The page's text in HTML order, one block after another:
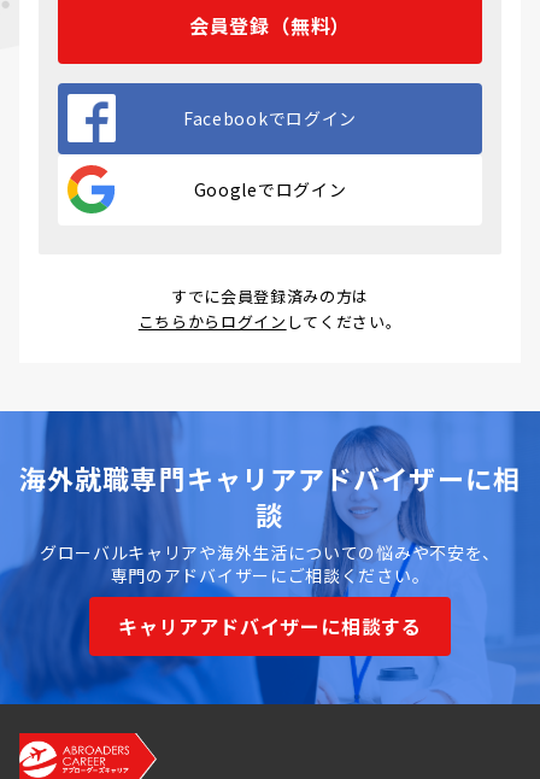
会員登録（無料）
Facebookでログイン
Googleでログイン
すでに会員登録済みの方は
こちらからログイン してください。
海外就職専門キャリアアドバイザーに相
談
グローバルキャリアや海外生活についての悩みや不安を、
専門のアドバイザーにご相談ください。
キャリアアドバイザーに相談する